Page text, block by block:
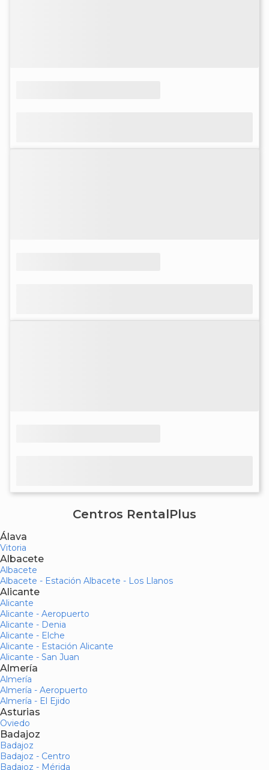
Centros RentalPlus
Álava
Vitoria
Albacete
Albacete
Albacete - Estación Albacete - Los Llanos
Alicante
Alicante
Alicante - Aeropuerto
Alicante - Denia
Alicante - Elche
Alicante - Estación Alicante
Alicante - San Juan
Almería
Almería
Almería - Aeropuerto
Almería - El Ejido
Asturias
Oviedo
Badajoz
Badajoz
Badajoz - Centro
Badajoz - Mérida